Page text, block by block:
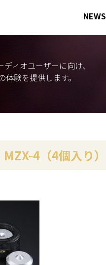
NEWS
ィオユーザーに向け、
験を提供します。
4（4個入り）